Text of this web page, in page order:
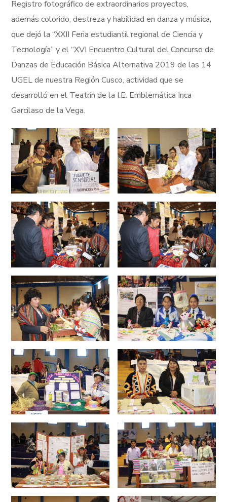
Registro fotográfico de extraordinarios proyectos,
además colorido, destreza y habilidad en danza y música,
que dejó la “XXII Feria estudiantil regional de Ciencia y
Tecnología” y el “XVI Encuentro Cultural del Concurso de
Danzas de Educación Básica Alternativa 2019 de las 14
UGEL de nuestra Región Cusco, actividad que se
desarrolló en el Teatrín de la I.E. Emblemática Inca
Garcilaso de la Vega.